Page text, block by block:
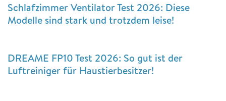
Schlafzimmer Ventilator Test 2026: Diese
Modelle sind stark und trotzdem leise!
DREAME FP10 Test 2026: So gut ist der
Luftreiniger für Haustierbesitzer!